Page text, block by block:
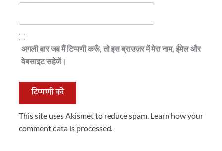
अगली बार जब मैं टिप्पणी करूँ, तो इस ब्राउज़र में मेरा नाम, ईमेल और
वेबसाइट सहेजें।
This site uses Akismet to reduce spam. Learn how your
comment data is processed.